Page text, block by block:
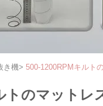
き機> 500-1200RPMキルト
トのマット